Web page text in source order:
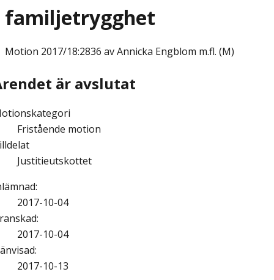
familjetrygghet
Motion 2017/18:2836 av Annicka Engblom m.fl. (M)
är avslutat
Fristående motion
Justitieutskottet
:
2017-10-04
:
2017-10-04
:
2017-10-13